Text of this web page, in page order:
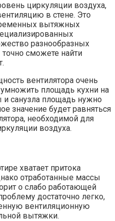
циркуляции воздуха,
в стене. Это
вытяжных
разнообразных
сможете найти
вентилятора очень
умножить площадь кухни на
и санузла площадь нужно
значение будет равняться
необходимой для
воздуха.
хватает притока
отработанные массы
о слабо работающей
достаточно легко,
вентиляционную
вытяжки.